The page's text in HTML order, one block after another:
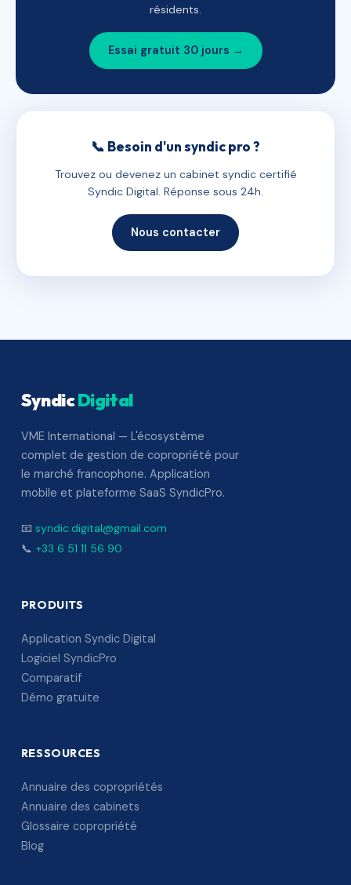
résidents.
Essai gratuit 30 jours →
📞 Besoin d'un syndic pro ?
Trouvez ou devenez un cabinet syndic certifié
Syndic Digital. Réponse sous 24h.
Nous contacter
SyndicDigital
VME International — L'écosystème
complet de gestion de copropriété pour
le marché francophone. Application
mobile et plateforme SaaS SyndicPro.
📧 syndic.digital@gmail.com
📞 +33 6 51 11 56 90
PRODUITS
Application Syndic Digital
Logiciel SyndicPro
Comparatif
Démo gratuite
RESSOURCES
Annuaire des copropriétés
Annuaire des cabinets
Glossaire copropriété
Blog